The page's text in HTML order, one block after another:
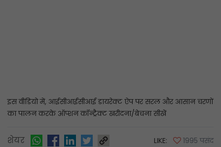
इस वीडियो में, आईसीआईसीआई डायरेक्ट ऐप पर सरल और आसान चरणों
का पालन करके ऑप्शन कॉन्ट्रैक्ट खरीदना/बेचना सीखें
शेयर LIKE: 1995 पसंद